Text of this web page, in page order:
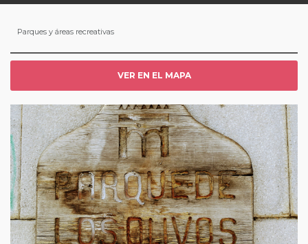
Parques y áreas recreativas
VER EN EL MAPA